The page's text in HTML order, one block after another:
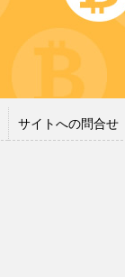
サイトへの問合せ